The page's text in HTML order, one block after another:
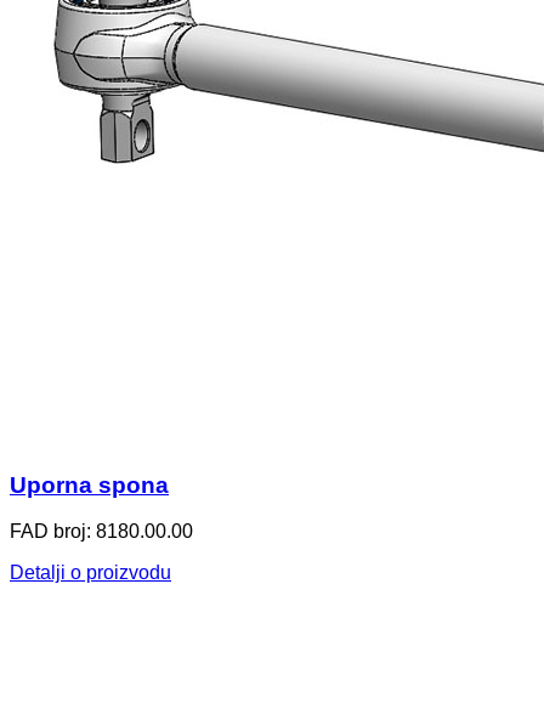
Uporna spona
FAD broj: 8180.00.00
Detalji o proizvodu